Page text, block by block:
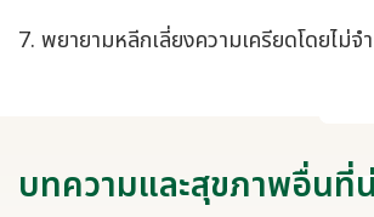
7. พยายามหลีกเลี่ยงความเครียดโดยไม่จ
บทความและสุขภาพอื่นที่